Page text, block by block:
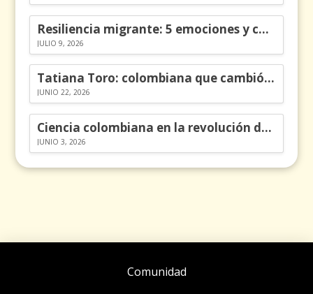
Resiliencia migrante: 5 emociones y cómo gestionarlas
JULIO 9, 2026
Tatiana Toro: colombiana que cambió la historia de las matemáticas
JUNIO 22, 2026
Ciencia colombiana en la revolución de los órganos en chips
JUNIO 3, 2026
Comunidad